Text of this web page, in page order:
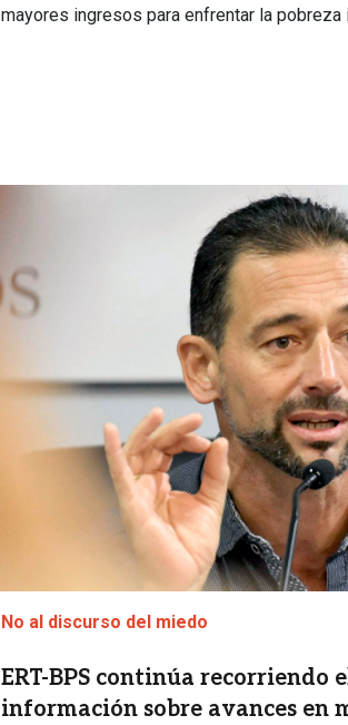
mayores ingresos para enfrentar la pobreza
No al discurso del miedo
ERT-BPS continúa recorriendo
información sobre avances en